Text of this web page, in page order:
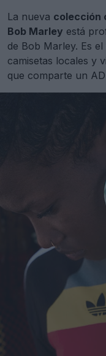
La nueva colección
Bob Marley está
de Bob Marley. Es
camisetas locales y
que comparte un